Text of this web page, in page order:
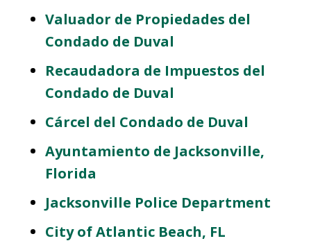
Valuador de Propiedades del
Condado de Duval
Recaudadora de Impuestos del
Condado de Duval
Cárcel del Condado de Duval
Ayuntamiento de Jacksonville,
Florida
Jacksonville Police Department
City of Atlantic Beach, FL